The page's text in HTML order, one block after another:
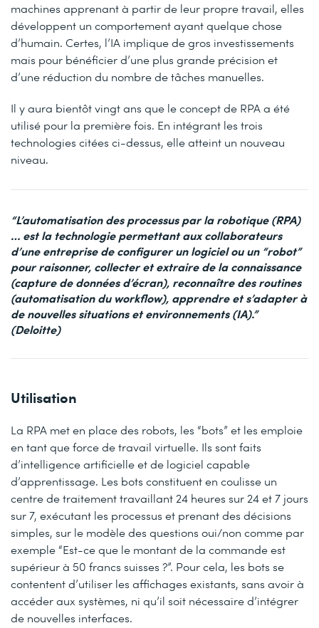
machines apprenant à partir de leur propre travail, elles
développent un comportement ayant quelque chose
d’humain. Certes, l’IA implique de gros investissements
mais pour bénéficier d’une plus grande précision et
d’une réduction du nombre de tâches manuelles.
Il y aura bientôt vingt ans que le concept de RPA a été
utilisé pour la première fois. En intégrant les trois
technologies citées ci-dessus, elle atteint un nouveau
niveau.
“L’automatisation des processus par la robotique (RPA)
… est la technologie permettant aux collaborateurs
d’une entreprise de configurer un logiciel ou un “robot”
pour raisonner, collecter et extraire de la connaissance
(capture de données d’écran), reconnaître des routines
(automatisation du workflow), apprendre et s’adapter à
de nouvelles situations et environnements (IA).”
(Deloitte)
Utilisation
La RPA met en place des robots, les “bots” et les emploie
en tant que force de travail virtuelle. Ils sont faits
d’intelligence artificielle et de logiciel capable
d’apprentissage. Les bots constituent en coulisse un
centre de traitement travaillant 24 heures sur 24 et 7 jours
sur 7, exécutant les processus et prenant des décisions
simples, sur le modèle des questions oui/non comme par
exemple “Est-ce que le montant de la commande est
supérieur à 50 francs suisses ?”. Pour cela, les bots se
contentent d’utiliser les affichages existants, sans avoir à
accéder aux systèmes, ni qu’il soit nécessaire d’intégrer
de nouvelles interfaces.